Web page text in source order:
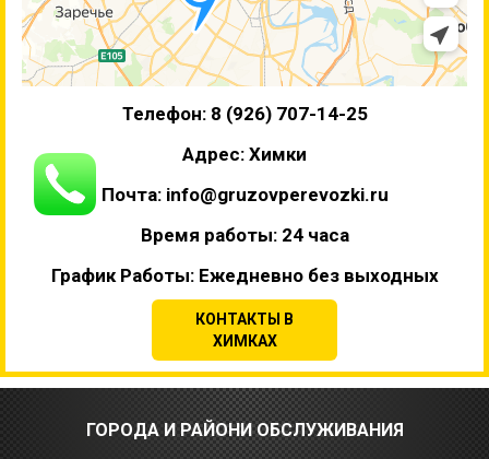
Телефон: 8 (926) 707-14-25
Адрес: Химки
Почта: info@gruzovperevozki.ru
Время работы: 24 часа
График Работы: Ежедневно без выходных
КОНТАКТЫ В
ХИМКАХ
ГОРОДА И РАЙОНИ ОБСЛУЖИВАНИЯ